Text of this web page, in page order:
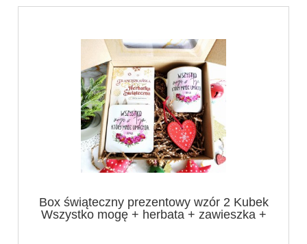
Box świąteczny prezentowy wzór 2 Kubek
Wszystko mogę + herbata + zawieszka +